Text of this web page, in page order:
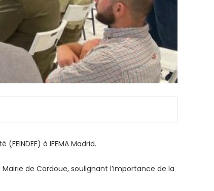
à IFEMA Madrid.
de Cordoue, soulignant l’importance de la